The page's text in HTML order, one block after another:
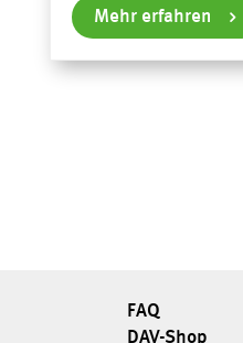
Mehr erfahren
FAQ
DAV-Shop